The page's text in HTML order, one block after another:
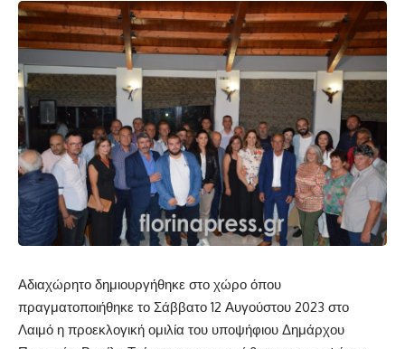
Αδιαχώρητο δημιουργήθηκε στο χώρο όπου
πραγματοποιήθηκε το Σάββατο 12 Αυγούστου 2023 στο
Λαιμό η προεκλογική ομιλία του υποψήφιου Δημάρχου